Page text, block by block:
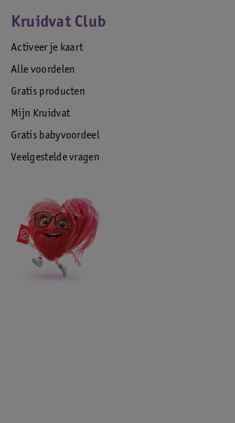
Kruidvat Club
Activeer je kaart
Alle voordelen
Gratis producten
Mijn Kruidvat
Gratis babyvoordeel
Veelgestelde vragen